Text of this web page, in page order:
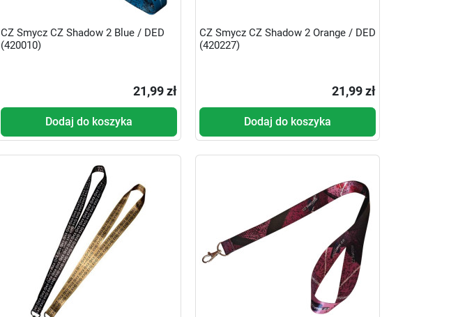
CZ Smycz CZ Shadow 2 Blue / DED
(420010)
21,99 zł
Dodaj do koszyka
CZ Smycz CZ Shadow 2 Orange / DED
(420227)
21,99 zł
Dodaj do koszyka